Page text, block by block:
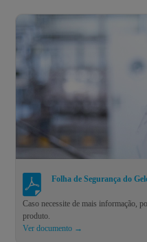
Folha de Segurança do
Caso necessite de mais informação,
produto.
Ver documento →